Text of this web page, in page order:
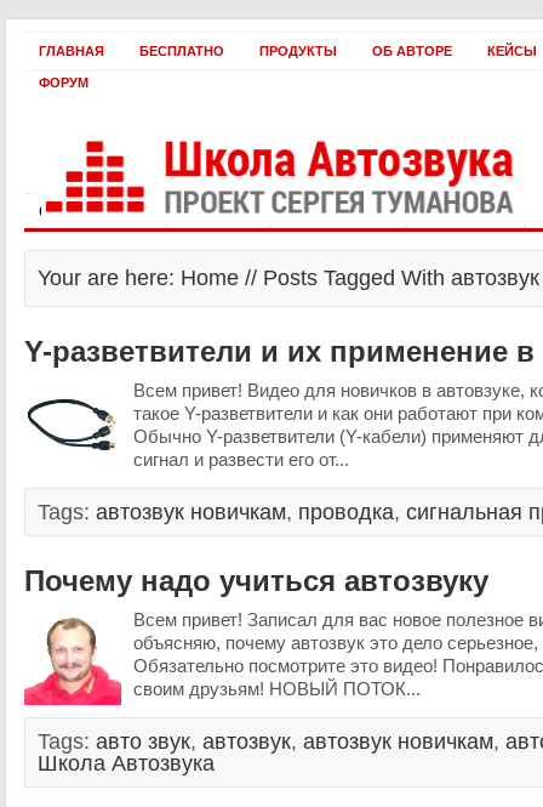
ГЛАВНАЯ БЕСПЛАТНО ПРОДУКТЫ ОБ АВТОРЕ КЕЙСЫ
ФОРУМ
Статьи и видео Интервью Как оплатить? Заработать!
Your are here: Home // Posts Tagged With
Y-разветвители и их применение в
Всем привет! Видео для новичков в автовзуке,
такое Y-разветвители и как они работают при
Обычно Y-разветвители (Y-кабели) применяют
сигнал и развести его от...
Tags: автозвук новичкам, проводка, сигнальная
Почему надо учиться автозвуку
Всем привет! Записал для вас новое полезное
объясняю, почему автозвук это дело
Обязательно посмотрите это видео!
своим друзьям! НОВЫЙ ПОТОК...
Tags: авто звук, автозвук, автозвук новичкам,
Школа Автозвука